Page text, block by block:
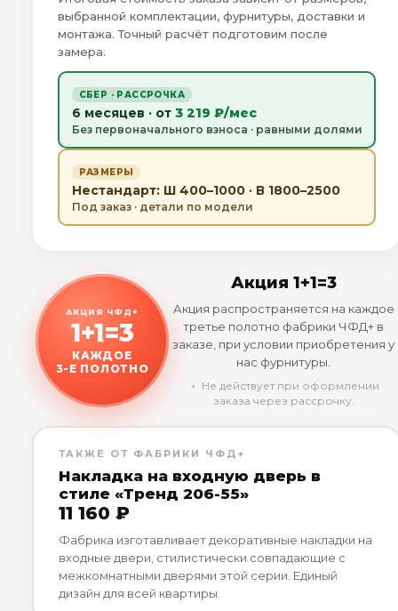
выбранной комплектации, фурнитуры, доставки и
монтажа. Точный расчёт подготовим после
замера.
СБЕР · РАССРОЧКА
6 месяцев · от 3 219 ₽/мес
Без первоначального взноса · равными долями
РАЗМЕРЫ
Нестандарт: Ш 400–1000 · В 1800–2500
Под заказ · детали по модели
АКЦИЯ ЧФД+
1+1=3
КАЖДОЕ
3-Е ПОЛОТНО
Акция 1+1=3
Акция распространяется на каждое
третье полотно фабрики ЧФД+ в
заказе, при условии приобретения у
нас фурнитуры.
﹡ Не действует при оформлении
заказа через рассрочку.
ТАКЖЕ ОТ ФАБРИКИ ЧФД+
Накладка на входную дверь в
стиле «Тренд 206-55»
11 160 ₽
Фабрика изготавливает декоративные накладки на
входные двери, стилистически совпадающие с
межкомнатными дверями этой серии. Единый
дизайн для всей квартиры.